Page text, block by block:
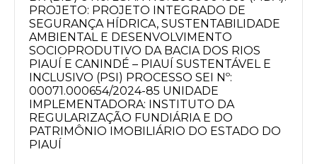
PROJETO: PROJETO INTEGRADO DE
SEGURANÇA HÍDRICA, SUSTENTABILIDADE
AMBIENTAL E DESENVOLVIMENTO
SOCIOPRODUTIVO DA BACIA DOS RIOS
PIAUÍ E CANINDÉ – PIAUÍ SUSTENTÁVEL E
INCLUSIVO (PSI) PROCESSO SEI Nº:
00071.000654/2024-85 UNIDADE
IMPLEMENTADORA: INSTITUTO DA
REGULARIZAÇÃO FUNDIÁRIA E DO
PATRIMÔNIO IMOBILIÁRIO DO ESTADO DO
PIAUÍ